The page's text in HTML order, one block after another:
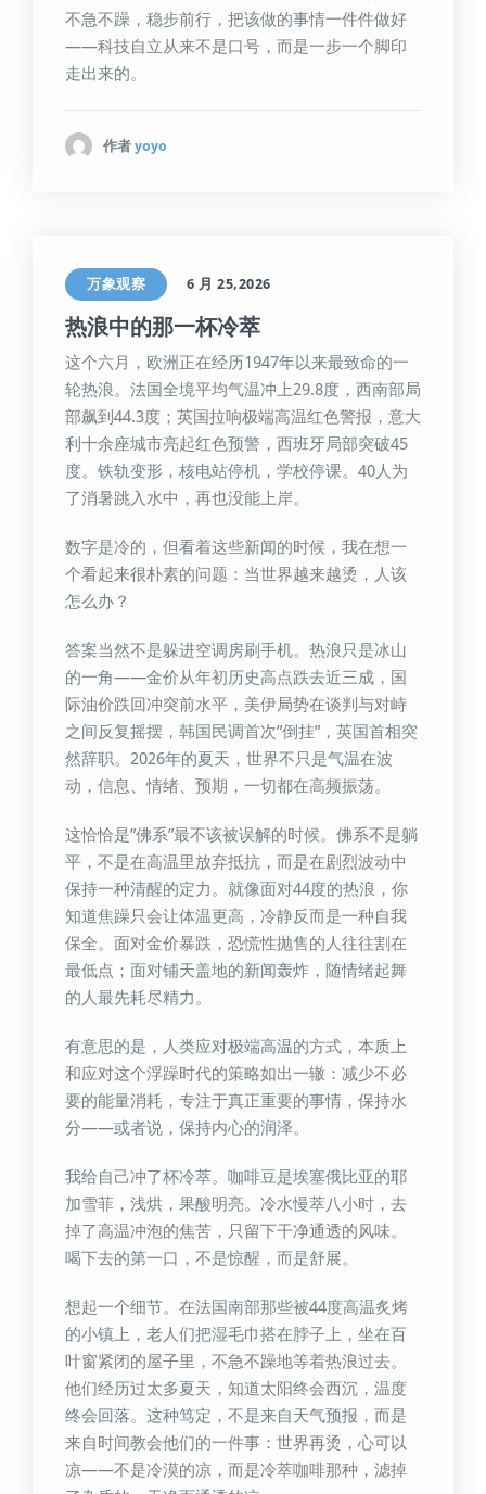
不急不躁，稳步前行，把该做的事情一件件做好
——科技自立从来不是口号，而是一步一个脚印
走出来的。
作者 yoyo
万象观察 6 月 25,2026
热浪中的那一杯冷萃
这个六月，欧洲正在经历1947年以来最致命的一
轮热浪。法国全境平均气温冲上29.8度，西南部局
部飙到44.3度；英国拉响极端高温红色警报，意大
利十余座城市亮起红色预警，西班牙局部突破45
度。铁轨变形，核电站停机，学校停课。40人为
了消暑跳入水中，再也没能上岸。
数字是冷的，但看着这些新闻的时候，我在想一
个看起来很朴素的问题：当世界越来越烫，人该
怎么办？
答案当然不是躲进空调房刷手机。热浪只是冰山
的一角——金价从年初历史高点跌去近三成，国
际油价跌回冲突前水平，美伊局势在谈判与对峙
之间反复摇摆，韩国民调首次”倒挂”，英国首相突
然辞职。2026年的夏天，世界不只是气温在波
动，信息、情绪、预期，一切都在高频振荡。
这恰恰是”佛系”最不该被误解的时候。佛系不是躺
平，不是在高温里放弃抵抗，而是在剧烈波动中
保持一种清醒的定力。就像面对44度的热浪，你
知道焦躁只会让体温更高，冷静反而是一种自我
保全。面对金价暴跌，恐慌性抛售的人往往割在
最低点；面对铺天盖地的新闻轰炸，随情绪起舞
的人最先耗尽精力。
有意思的是，人类应对极端高温的方式，本质上
和应对这个浮躁时代的策略如出一辙：减少不必
要的能量消耗，专注于真正重要的事情，保持水
分——或者说，保持内心的润泽。
我给自己冲了杯冷萃。咖啡豆是埃塞俄比亚的耶
加雪菲，浅烘，果酸明亮。冷水慢萃八小时，去
掉了高温冲泡的焦苦，只留下干净通透的风味。
喝下去的第一口，不是惊醒，而是舒展。
想起一个细节。在法国南部那些被44度高温炙烤
的小镇上，老人们把湿毛巾搭在脖子上，坐在百
叶窗紧闭的屋子里，不急不躁地等着热浪过去。
他们经历过太多夏天，知道太阳终会西沉，温度
终会回落。这种笃定，不是来自天气预报，而是
来自时间教会他们的一件事：世界再烫，心可以
凉——不是冷漠的凉，而是冷萃咖啡那种，滤掉